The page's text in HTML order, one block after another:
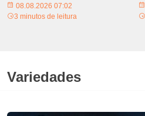
08.08.2026 07:02
3 minutos de leitura
Variedades